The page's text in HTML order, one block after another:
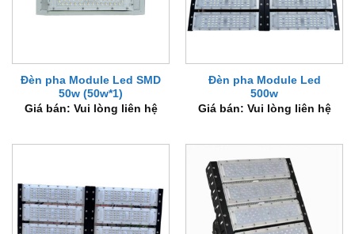
Đèn pha Module Led SMD
50w (50w*1)
Giá bán: Vui lòng liên hệ
Đèn pha Module Led
500w
Giá bán: Vui lòng liên hệ